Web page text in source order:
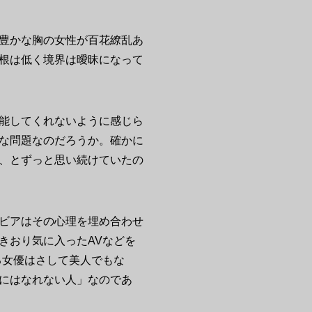
かな胸の女性が百花繚乱あ
は低く境界は曖昧になって
してくれないように感じら
問題なのだろうか。確かに
とずっと思い続けていたの
アはその心理を埋め合わせ
おり気に入ったAVなどを
優はさして美人でもな
はなれない人」なのであ